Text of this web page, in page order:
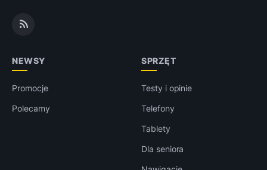
NEWSY
Promocje
Polecamy
SPRZĘT
Testy i opinie
Telefony
Tablety
Dla seniora